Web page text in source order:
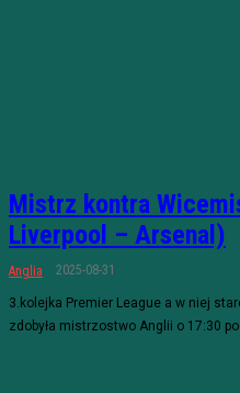
Mistrz kontra
Liverpool – Arsenal)
Anglia 2025-08-31
3.kolejka Premier League a w niej
zdobyła mistrzostwo Anglii o 17:30